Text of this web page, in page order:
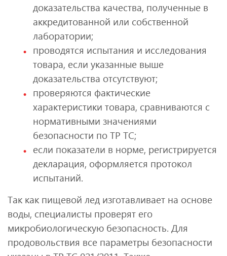
доказательства качества, полученные в
аккредитованной или собственной
лаборатории;
проводятся испытания и исследования
товара, если указанные выше
доказательства отсутствуют;
проверяются фактические
характеристики товара, сравниваются с
нормативными значениями
безопасности по ТР ТС;
если показатели в норме, регистрируется
декларация, оформляется протокол
испытаний.
Так как пищевой лед изготавливает на основе
воды, специалисты проверят его
микробиологическую безопасность. Для
продовольствия все параметры безопасности